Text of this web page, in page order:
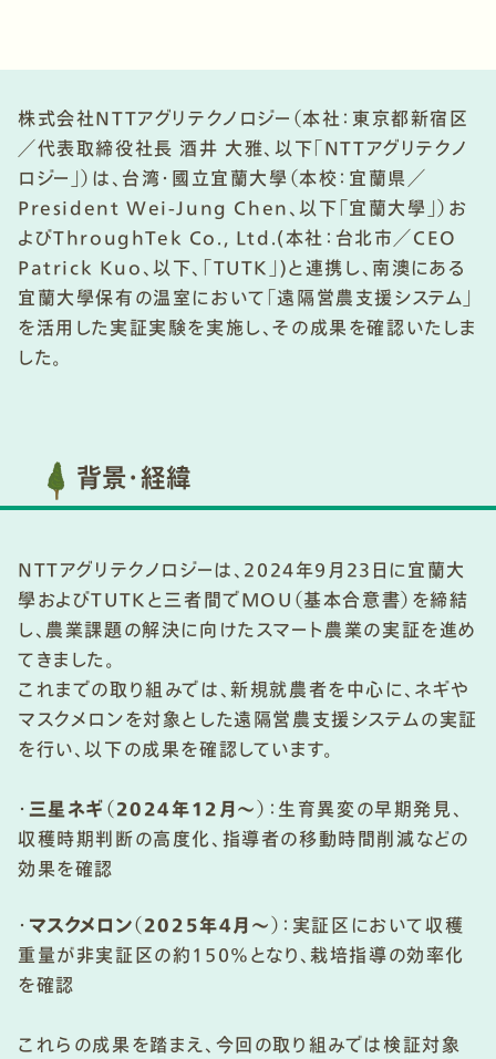
株式会社NTTアグリテクノロジー（本社：東京都新宿区
／代表取締役社長 酒井 大雅、以下「NTTアグリテクノ
ロジー」）は、台湾・國立宜蘭大學（本校：宜蘭県／
President Wei-Jung Chen、以下「宜蘭大學」）お
よびThroughTek Co., Ltd.(本社：台北市／CEO
Patrick Kuo、以下、「TUTK」)と連携し、南澳にある
宜蘭大學保有の温室において「遠隔営農支援システム」
を活用した実証実験を実施し、その成果を確認いたしま
した。
背景・経緯
NTTアグリテクノロジーは、2024年9月23日に宜蘭大
學およびTUTKと三者間でMOU（基本合意書）を締結
し、農業課題の解決に向けたスマート農業の実証を進め
てきました。
これまでの取り組みでは、新規就農者を中心に、ネギや
マスクメロンを対象とした遠隔営農支援システムの実証
を行い、以下の成果を確認しています。
・ 三星ネギ（2024年12月～） ：生育異変の早期発見、
収穫時期判断の高度化、指導者の移動時間削減などの
効果を確認
・ マスクメロン（2025年4月～） ：実証区において収穫
重量が非実証区の約150%となり、栽培指導の効率化
を確認
これらの成果を踏まえ、今回の取り組みでは検証対象